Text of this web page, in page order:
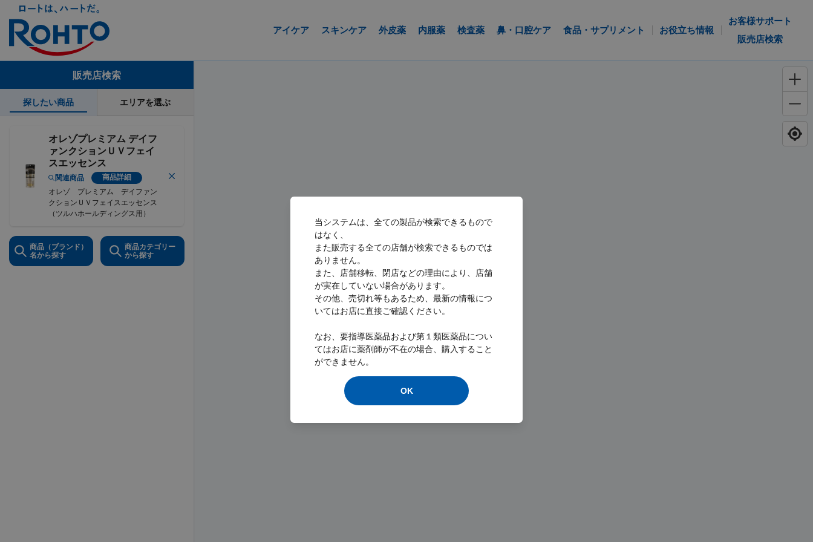
アイケア スキンケア 外皮薬 内服薬 検査薬 鼻・口腔ケア 食品・サプリメント お役立ち情報
お客様サポート
販売店検索
販売店検索
探したい商品 エリアを選ぶ
オレゾプレミアム デイフ
ァンクションＵＶフェイ
スエッセンス
関連商品
商品詳細
オレゾ プレミアム デイファン
クションＵＶフェイスエッセンス
（ツルハホールディングス用）
商品（ブランド）
名から探す
商品カテゴリー
から探す
Loading...
当システムは、全ての製品が検索できるもので
はなく、
また販売する全ての店舗が検索できるものでは
ありません。
また、店舗移転、閉店などの理由により、店舗
が実在していない場合があります。
その他、売切れ等もあるため、最新の情報につ
いてはお店に直接ご確認ください。
なお、要指導医薬品および第１類医薬品につい
てはお店に薬剤師が不在の場合、購入すること
ができません。
OK